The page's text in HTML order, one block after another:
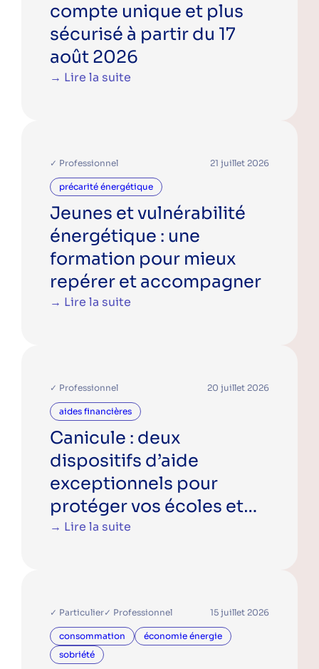
Une question ? Vous souhaitez plus
d'informations sur l'ALEC Lyon ?
Suivez-nous sur les réseaux pour ne rien
râter !
InstagramLinkedInFacebook
YouTube
compte unique et plus
sécurisé à partir du 17
août 2026
→ Lire la suite
✓ Professionnel 21 juillet 2026
précarité énergétique
Jeunes et vulnérabilité
énergétique : une
formation pour mieux
repérer et accompagner
→ Lire la suite
✓ Professionnel 20 juillet 2026
aides financières
Canicule : deux
dispositifs d’aide
exceptionnels pour
protéger vos écoles et
crèches
→ Lire la suite
✓ Particulier✓ Professionnel 15 juillet 2026
consommation
économie énergie
sobriété